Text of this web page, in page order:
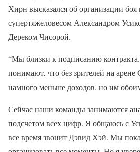
Хирн высказался об организации
супертяжеловесом Александром
Дереком Чисорой.
“Мы близки к подписанию
понимают, что без зрителей на арене
намного меньше доходов, но им
Сейчас наши команды занимаются
подсчетом всех цифр. Я общаюсь с
все время звонит Дэвид Хэй. Мы